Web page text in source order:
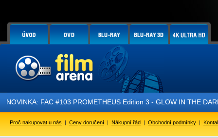
NOVINKA: FAC #103 PROMETHEUS Edition 3 - GLOW IN THE
Proč nakupovat u nás | Ceny doručení | Nákupní řád | Obchodní podmínky |